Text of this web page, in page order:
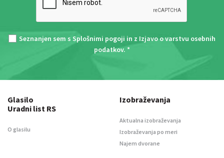
Seznanjen sem s Splošnimi pogoji in z Izjavo o varstvu osebnih
podatkov. *
Glasilo
Uradni list RS
O glasilu
Izobraževanja
Aktualna izobraževanja
Izobraževanja po meri
Najem dvorane